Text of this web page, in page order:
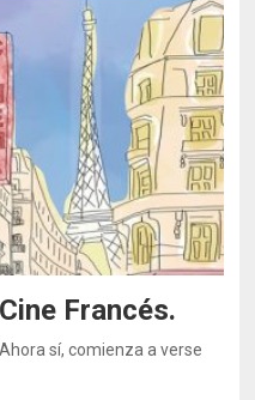
Francés.
sí, comienza a verse